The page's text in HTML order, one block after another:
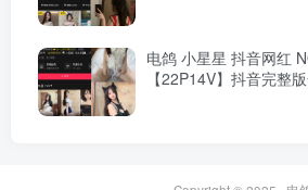
电鸽 小星星 抖音网红
【22P14V】抖音完整